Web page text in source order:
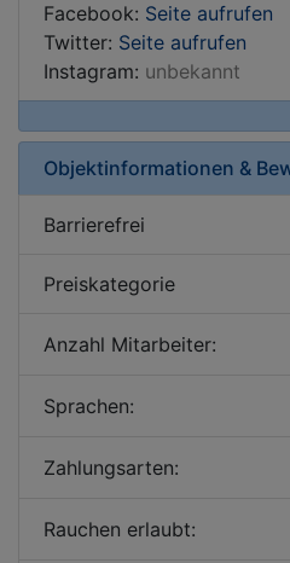
Facebook: Seite aufrufen
Twitter: Seite aufrufen
Instagram: unbekannt
Objektinformationen &
Barrierefrei
Preiskategorie
Anzahl Mitarbeiter:
Sprachen:
Zahlungsarten:
Rauchen erlaubt: